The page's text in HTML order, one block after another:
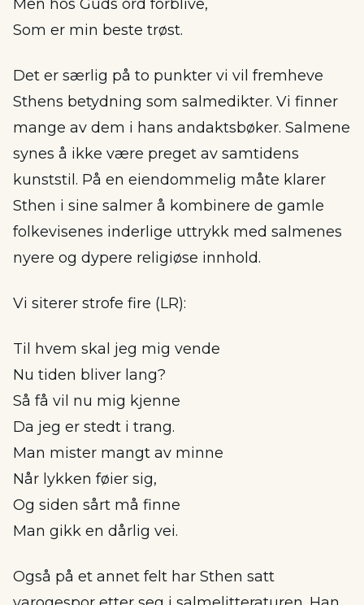
Men hos Guds ord forblive,
Som er min beste trøst.
Det er særlig på to punkter vi vil fremheve
Sthens betydning som salmedikter. Vi finner
mange av dem i hans andaktsbøker. Salmene
synes å ikke være preget av samtidens
kunststil. På en eiendommelig måte klarer
Sthen i sine salmer å kombinere de gamle
folkevisenes inderlige uttrykk med salmenes
nyere og dypere religiøse innhold.
Vi siterer strofe fire (LR):
Til hvem skal jeg mig vende
Nu tiden bliver lang?
Så få vil nu mig kjenne
Da jeg er stedt i trang.
Man mister mangt av minne
Når lykken føier sig,
Og siden sårt må finne
Man gikk en dårlig vei.
Også på et annet felt har Sthen satt